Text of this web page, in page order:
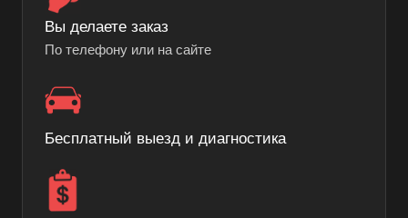
Вы делаете заказ
По телефону или на сайте
Бесплатный выезд и диагностика